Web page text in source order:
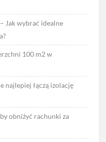
Jak wybrać idealne
100 m2 w
najlepiej łączą izolację
obniżyć rachunki za